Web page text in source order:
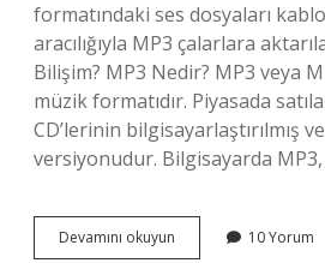
formatındaki ses dosyaları
aracılığıyla MP3 çalarlara
Bilişim? MP3 Nedir? MP3 veya
müzik formatıdır. Piyasada
CD’lerinin bilgisayarlaştırılmış ve
versiyonudur. Bilgisayarda MP3,
Devamını okuyun
Ne
10 Yorum